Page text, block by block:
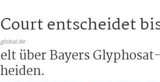
entscheidet
über Bayers